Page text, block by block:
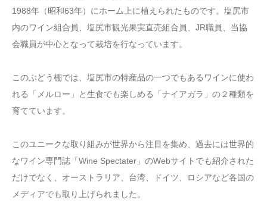
1988年（昭和63年）にホーム上に植えられたものです。塩尻市
内のワイン組合員、塩尻市観光果実直売組合員、JR職員、当協
会職員が中心となって栽培を行なっています。
このぶどう棚では、塩尻市の特産品の一つでもあるワインに使わ
れる「メルロー」と生食でも楽しめる「ナイアガラ」の２種類を
育てています。
このユニークな取り組みが世界から注目を集め、過去には世界的
なワイン専門誌「Wine Spectater」のWebサイトでも紹介された
だけでなく、オーストラリア、台湾、ドイツ、ロシアなど各国の
メディアでも取り上げられました。